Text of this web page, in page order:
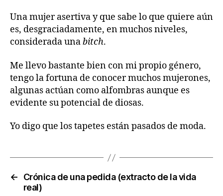
Una mujer asertiva y que sabe lo que quiere aún
es, desgraciadamente, en muchos niveles,
considerada unabitch.
Me llevo bastante bien con mi propio género,
tengo la fortuna de conocer muchos mujerones,
algunas actúan como alfombras aunque es
evidente su potencial de diosas.
Yo digo que los tapetes están pasados de moda.
←
Crónica de una pedida (extracto de la vida
real)